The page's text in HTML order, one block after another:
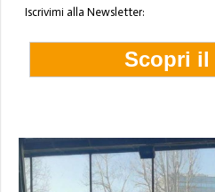
Iscrivimi alla Newsletter: